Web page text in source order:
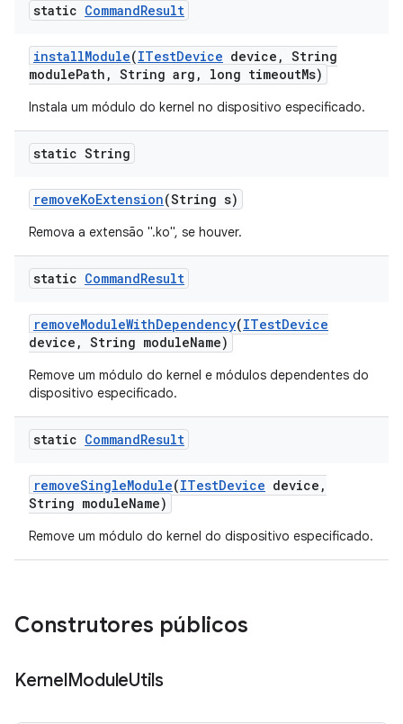
static CommandResult
installModule(ITestDevice device , String
modulePath , String arg , long timeoutMs)
Instala um módulo do kernel no dispositivo especificado.
static String
removeKoExtension(String s)
Remova a extensão ".ko", se houver.
static CommandResult
removeModuleWithDependency(ITestDevice
device , String moduleName)
Remove um módulo do kernel e módulos dependentes do
dispositivo especificado.
static CommandResult
removeSingleModule(ITestDevice device ,
String moduleName)
Remove um módulo do kernel do dispositivo especificado.
Construtores públicos
KernelModuleUtils